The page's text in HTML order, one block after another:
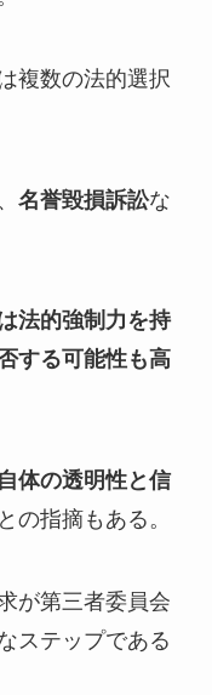
複数の法的選択
名誉毀損訴訟な
法的強制力を持
する可能性も高
体の透明性と信
との指摘もある。
が第三者委員会
ステップである